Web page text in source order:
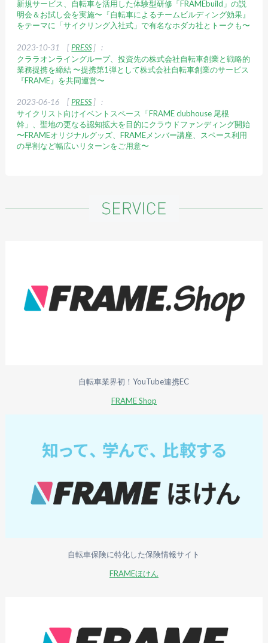
新規サービス、自転車を活用した体験型研修「FRAMEbuild」の説
明会＆お試し会を実施〜『自転車によるチームビルディング効果』
をテーマに「サイクリング入社式」で有名なホダカ社とトークも〜
2023-10-31 [ PRESS ] :
クララオンライングループ、投資先の株式会社自転車創業と戦略的
業務提携を締結 〜提携第1弾として株式会社自転車創業のサービス
『FRAME』を共同運営〜
2023-06-16 [PRESS ] :
サイクリスト向けイベントスペース「FRAME clubhouse 尾根
幹」、聖地の更なる認知拡大を目的にクラウドファンディング開始
〜FRAMEオリジナルグッズ、FRAMEメンバー講座、スペース利用
の早割など幅広いリターンをご用意〜
自転車業界初！YouTube連携EC
FRAME Shop
自転車保険に特化した保険情報サイト
FRAMEほけん